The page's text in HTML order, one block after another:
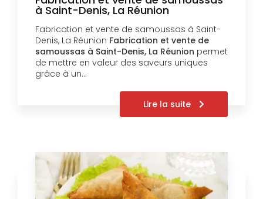
à Saint-Denis, La Réunion
Fabrication et vente de samoussas à Saint-
Denis, La Réunion Fabrication et vente de
samoussas à Saint-Denis, La Réunion permet
de mettre en valeur des saveurs uniques
grâce à un…
Lire la suite